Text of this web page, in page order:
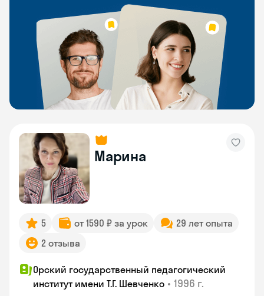
Марина
5 от 1590 ₽ за урок
29 лет опыта
2 отзыва
Орский государственный педагогический
институт имени Т.Г. Шевченко • 1996 г.